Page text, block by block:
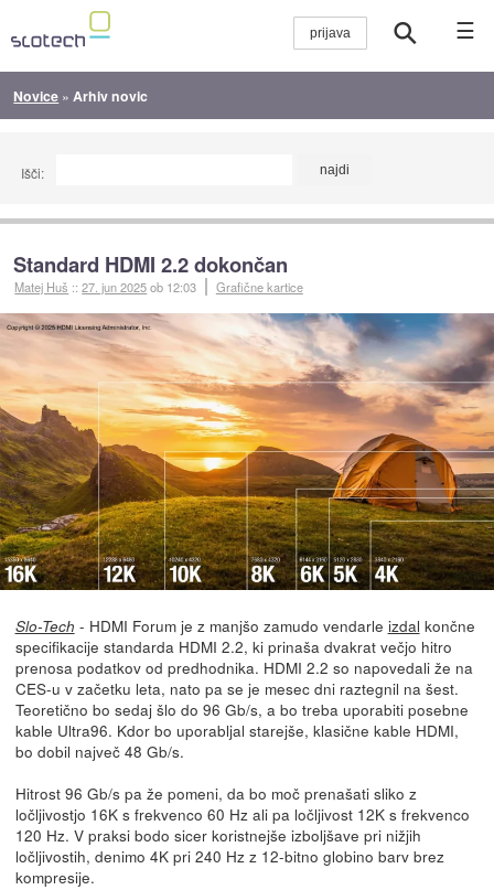
☰
Novice » Arhiv novic
Išči:
Standard HDMI 2.2 dokončan
Matej Huš ::27. jun 2025ob 12:03 Grafične kartice
Slo-Tech - HDMI Forum je z manjšo zamudo vendarle izdal končne
specifikacije standarda HDMI 2.2, ki prinaša dvakrat večjo hitro
prenosa podatkov od predhodnika. HDMI 2.2 so napovedali že na
CES-u v začetku leta, nato pa se je mesec dni raztegnil na šest.
Teoretično bo sedaj šlo do 96 Gb/s, a bo treba uporabiti posebne
kable Ultra96. Kdor bo uporabljal starejše, klasične kable HDMI,
bo dobil največ 48 Gb/s.
Hitrost 96 Gb/s pa že pomeni, da bo moč prenašati sliko z
ločljivostjo 16K s frekvenco 60 Hz ali pa ločljivost 12K s frekvenco
120 Hz. V praksi bodo sicer koristnejše izboljšave pri nižjih
ločljivostih, denimo 4K pri 240 Hz z 12-bitno globino barv brez
kompresije.